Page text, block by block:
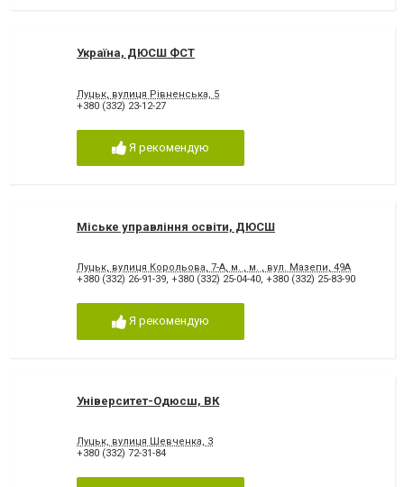
Україна, ДЮСШ ФСТ
Луцьк, вулиця Рівненська, 5
+380 (332) 23-12-27
Я рекомендую
Міське управління освіти, ДЮСШ
Луцьк, вулиця Корольова, 7-А, м. , м. , вул. Мазепи, 49А
+380 (332) 26-91-39, +380 (332) 25-04-40, +380 (332) 25-83-90
Я рекомендую
Університет-Одюсш, ВК
Луцьк, вулиця Шевченка, 3
+380 (332) 72-31-84